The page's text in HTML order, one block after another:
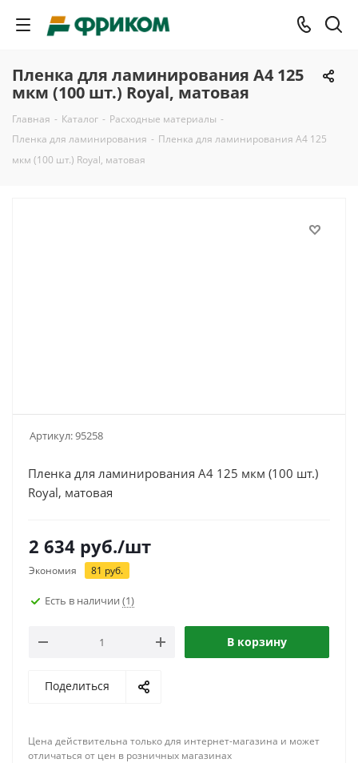
Пленка для ламинирования A4 125
мкм (100 шт.) Royal, матовая
Главная - Каталог - Расходные материалы -
Пленка для ламинирования - Пленка для ламинирования A4 125
мкм (100 шт.) Royal, матовая
Артикул:95258
Пленка для ламинирования A4 125 мкм (100 шт.)
Royal, матовая
2 634 руб./шт
Экономия 81 руб.
Есть в наличии (1)
В корзину
Поделиться
Цена действительна только для интернет-магазина и может
отличаться от цен в розничных магазинах